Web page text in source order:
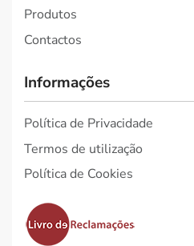
Produtos
Contactos
Informações
Política de Privacidade
Termos de utilização
Política de Cookies